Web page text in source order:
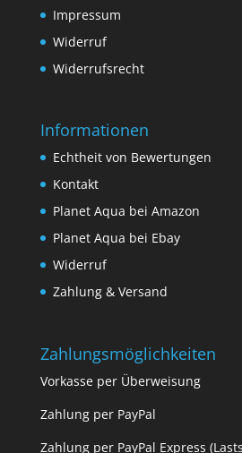
Impressum
Widerruf
Widerrufsrecht
Informationen
Echtheit von Bewertungen
Kontakt
Planet Aqua bei Amazon
Planet Aqua bei Ebay
Widerruf
Zahlung & Versand
Zahlungsmöglichkeiten
Vorkasse per Überweisung
Zahlung per PayPal
Zahlung per PayPal Express